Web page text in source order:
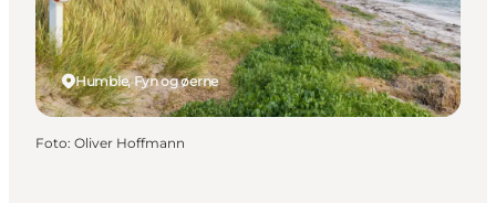
Humble, Fyn og øerne
Foto: Oliver Hoffmann